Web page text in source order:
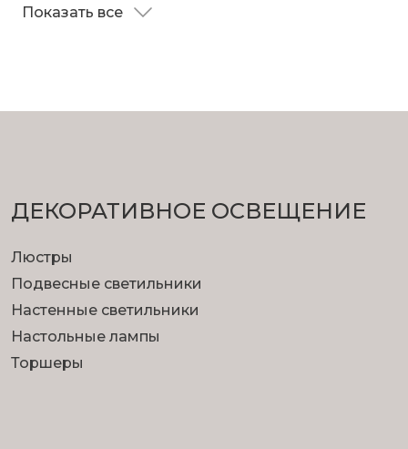
Показать все
ДЕКОРАТИВНОЕ ОСВЕЩЕНИЕ
Люстры
Подвесные светильники
Настенные светильники
Настольные лампы
Торшеры